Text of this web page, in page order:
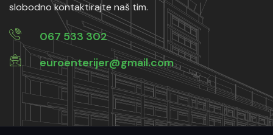
slobodno kontaktirajte naš tim.
067 533 302
euroenterijer@gmail.com